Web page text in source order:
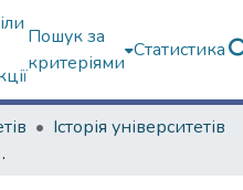
Пошук за
критеріями
Статистика
Історія університетів
жалованья, и добавочное содержание